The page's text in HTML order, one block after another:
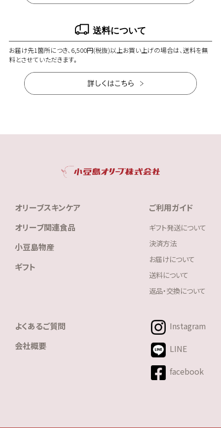
送料について
お届け先1箇所につき、6,500円(税抜)以上お買い上げの場合は、送料を無
料とさせていただきます。
オリーブスキンケア
オリーブ関連食品
小豆島物産
ギフト
ご利用ガイド
ギフト発送について
決済方法
お届けについて
送料について
返品・交換について
よくあるご質問
会社概要
Instagram
LINE
facebook